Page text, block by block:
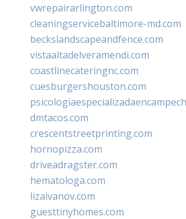
vwrepairarlington.com
cleaningservicebaltimore-md.com
beckslandscapeandfence.com
vistaaltadelveramendi.com
coastlinecateringnc.com
cuesburgershouston.com
dmtacos.com
crescentstreetprinting.com
hornopizza.com
driveadragster.com
hematologa.com
lizaivanov.com
guesttinyhomes.com